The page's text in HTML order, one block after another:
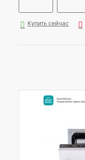
Купить сейчас